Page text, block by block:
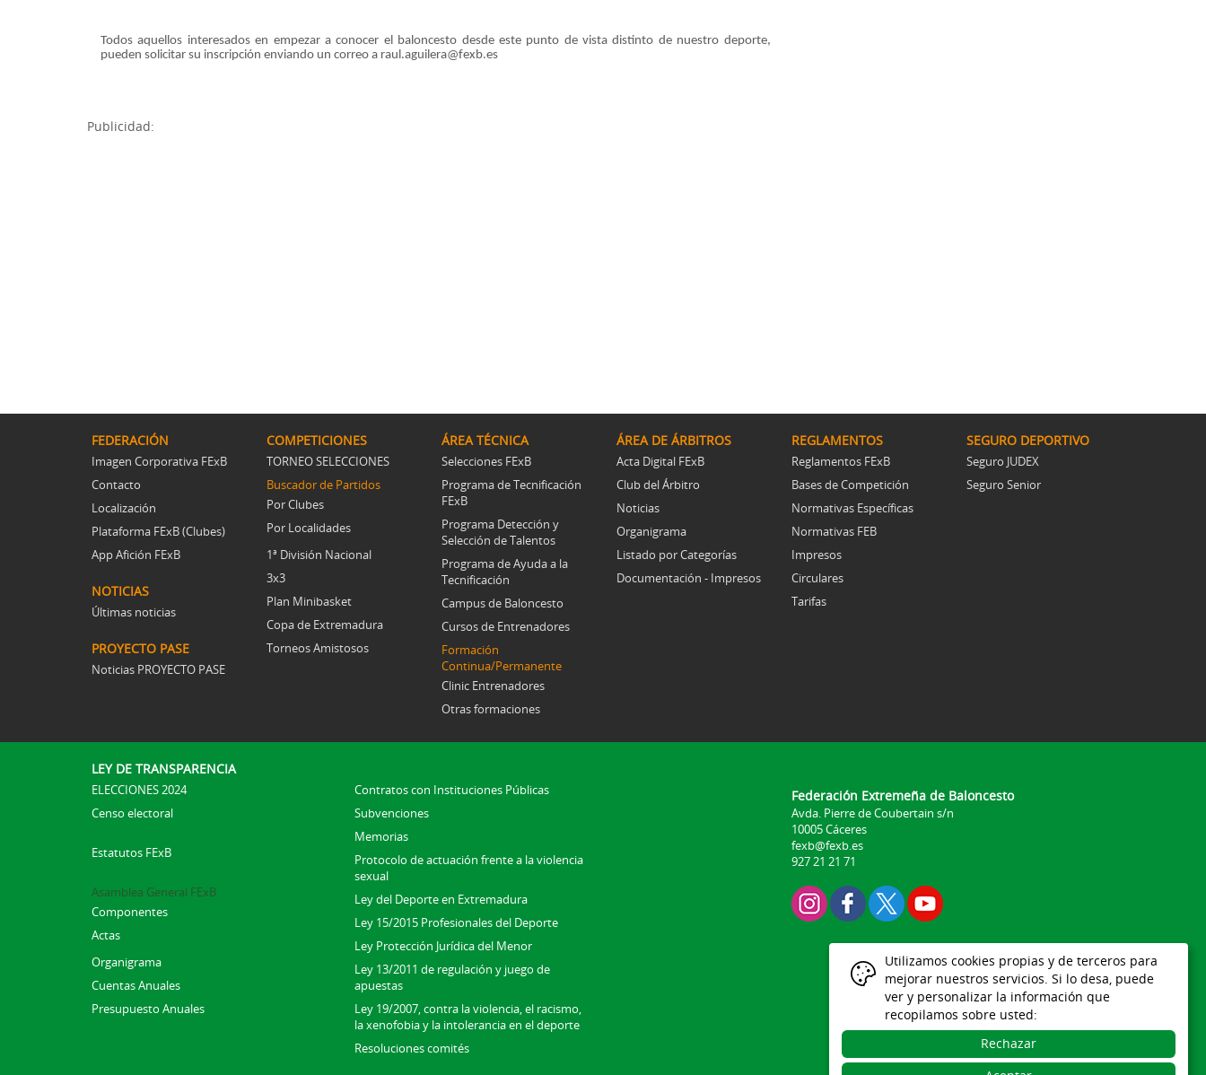
Todos aquellos interesados en empezar a conocer el baloncesto desde este punto de vista distinto de nuestro deporte,
pueden solicitar su inscripción enviando un correo a raul.aguilera@fexb.es
Publicidad:
FEDERACIÓN
Imagen Corporativa FExB
Contacto
Localización
Plataforma FExB (Clubes)
App Afición FExB
NOTICIAS
Últimas noticias
PROYECTO PASE
Noticias PROYECTO PASE
COMPETICIONES
TORNEO SELECCIONES
Buscador de Partidos
Por Clubes
Por Localidades
1ª División Nacional
3x3
Plan Minibasket
Copa de Extremadura
Torneos Amistosos
ÁREA TÉCNICA
Selecciones FExB
Programa de Tecnificación
FExB
Programa Detección y
Selección de Talentos
Programa de Ayuda a la
Tecnificación
Campus de Baloncesto
Cursos de Entrenadores
Formación
Continua/Permanente
Clinic Entrenadores
Otras formaciones
ÁREA DE ÁRBITROS
Acta Digital FExB
Club del Árbitro
Noticias
Organigrama
Listado por Categorías
Documentación - Impresos
REGLAMENTOS
Reglamentos FExB
Bases de Competición
Normativas Específicas
Normativas FEB
Impresos
Circulares
Tarifas
SEGURO DEPORTIVO
Seguro JUDEX
Seguro Senior
LEY DE TRANSPARENCIA
ELECCIONES 2024
Censo electoral
Estatutos FExB
Asamblea General FExB
Componentes
Actas
Organigrama
Cuentas Anuales
Presupuesto Anuales
Contratos con Instituciones Públicas
Subvenciones
Memorias
Protocolo de actuación frente a la violencia
sexual
Ley del Deporte en Extremadura
Ley 15/2015 Profesionales del Deporte
Ley Protección Jurídica del Menor
Ley 13/2011 de regulación y juego de
apuestas
Ley 19/2007, contra la violencia, el racismo,
la xenofobia y la intolerancia en el deporte
Resoluciones comités
Federación Extremeña de Baloncesto
Avda. Pierre de Coubertain s/n
10005 Cáceres
fexb@fexb.es
927 21 21 71
Utilizamos cookies propias y de terceros para
mejorar nuestros servicios. Si lo desa, puede
ver y personalizar la información que
recopilamos sobre usted:
Rechazar